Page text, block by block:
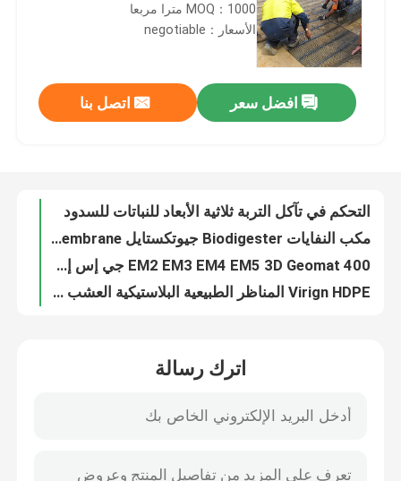
المنتجات
جولة في المعمل
ضبط الجودة
طلب اقتباس
جيوتكستايل جيوجريد
MOQ：1000 مترا مربعا
الأسعار：negotiable
افضل سعر اتصل بنا
التحكم في تآكل التربة ثلاثية الأبعاد للنباتات للسدود
نونسليب Hdpe غشاء أرضي بطانة سطح واحد محكم
بطانة بركة من البولي إيثيلين بغشاء أرضي مضاد للتسرب 30 مل
خزان السد البولي ايثيلين غشاء أرضي مخصص بطانات بركة لبحيرة اصطناعية
بطانة بركة غشاء أرضي من البولي إيثيلين الأسود عالي الكثافة غير منفذة
اترك رسالة